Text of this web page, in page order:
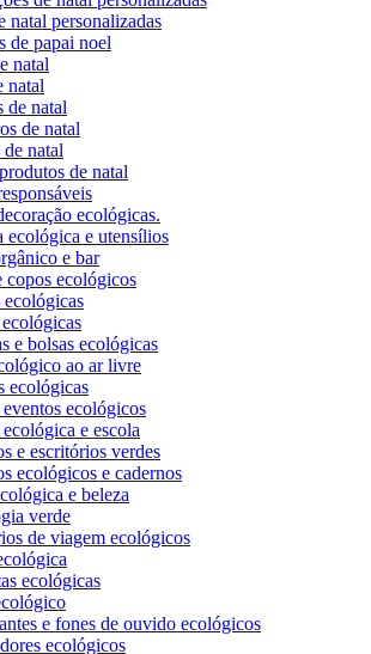
natal personalizadas
de papai noel
natal
natal
de natal
de natal
de natal
de natal
ecológicas.
ecológica e utensílios
e bar
copos ecológicos
ecológicas
e bolsas ecológicas
ao ar livre
ecológicas
eventos ecológicos
e escola
e escritórios verdes
ecológicos e cadernos
e beleza
verde
de viagem ecológicos
ecológicas
e fones de ouvido ecológicos
ecológicos